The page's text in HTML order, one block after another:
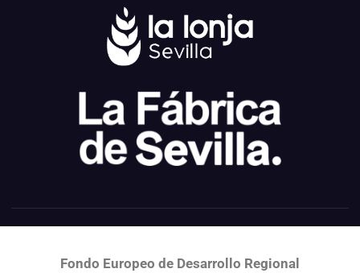
Fondo Europeo de Desarrollo Regional